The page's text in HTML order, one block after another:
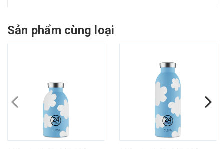
Sản phẩm cùng loại